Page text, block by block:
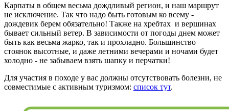
Карпаты в общем весьма дождливый регион, и наш маршрут
не исключение. Так что надо быть готовым ко всему -
дождевик берем обязательно! Также на хребтах и вершинах
бывает сильный ветер. В зависимости от погоды днем может
быть как весьма жарко, так и прохладно. Большинство
стоянок высотные, и даже летними вечерами и ночами будет
холодно - не забываем взять шапку и перчатки!
Для участия в походе у вас должны отсутствовать болезни, не
совместимые с активным туризмом: список тут.